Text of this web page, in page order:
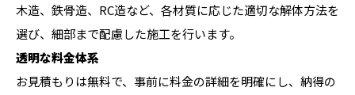
木造、鉄骨造、RC造など、各材質に応じた適切な解体方法を
選び、細部まで配慮した施工を行います。
透明な料金体系
お見積もりは無料で、事前に料金の詳細を明確にし、納得の